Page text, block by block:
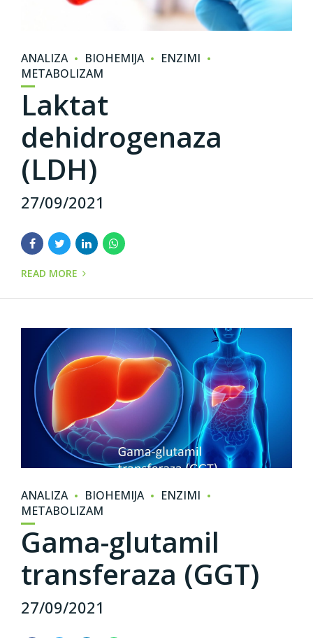
ANALIZA BIOHEMIJA
ENZIMI
METABOLIZAM
Laktat
dehidrogenaza
(LDH)
27/09/2021
READ MORE
ANALIZA BIOHEMIJA
ENZIMI
METABOLIZAM
Gama-glutamil
transferaza (GGT)
27/09/2021